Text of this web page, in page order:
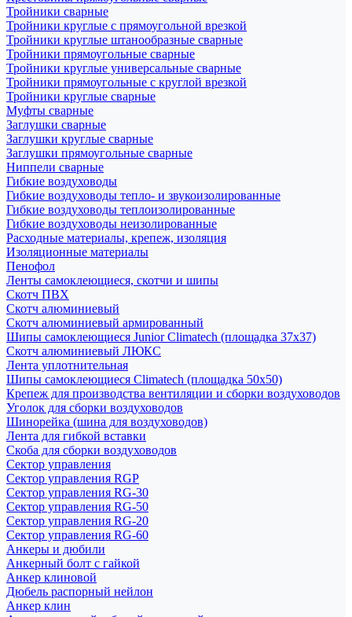
Тройники сварные
Тройники круглые с прямоугольной врезкой
Тройники круглые штанообразные сварные
Тройники прямоугольные сварные
Тройники круглые универсальные сварные
Тройники прямоугольные с круглой врезкой
Тройники круглые сварные
Муфты сварные
Заглушки сварные
Заглушки круглые сварные
Заглушки прямоугольные сварные
Ниппели сварные
Гибкие воздуховоды
Гибкие воздуховоды тепло- и звукоизолированные
Гибкие воздуховоды теплоизолированные
Гибкие воздуховоды неизолированные
Расходные материалы, крепеж, изоляция
Изоляционные материалы
Пенофол
Ленты самоклеющиеся, скотчи и шипы
Скотч ПВХ
Скотч алюминиевый
Скотч алюминиевый армированный
Шипы самоклеющиеся Junior Climatech (площадка 37х37)
Скотч алюминиевый ЛЮКС
Лента уплотнительная
Шипы самоклеющиеся Climatech (площадка 50х50)
Крепеж для производства вентиляции и сборки воздуховодов
Уголок для сборки воздуховодов
Шинорейка (шина для воздуховодов)
Лента для гибкой вставки
Скоба для сборки воздуховодов
Сектор управления
Сектор управления RGP
Сектор управления RG-30
Сектор управления RG-50
Сектор управления RG-20
Сектор управления RG-60
Анкеры и дюбили
Анкерный болт с гайкой
Анкер клиновой
Дюбель распорный нейлон
Анкер клин